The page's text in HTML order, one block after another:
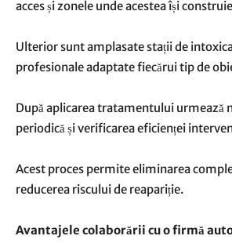
acces și zonele unde acestea își
Ulterior sunt amplasate stații de
profesionale adaptate fiecărui tip de
După aplicarea tratamentului urmează
periodică și verificarea eficienței
Acest proces permite eliminarea
reducerea riscului de reapariție.
Avantajele colaborării cu o firmă